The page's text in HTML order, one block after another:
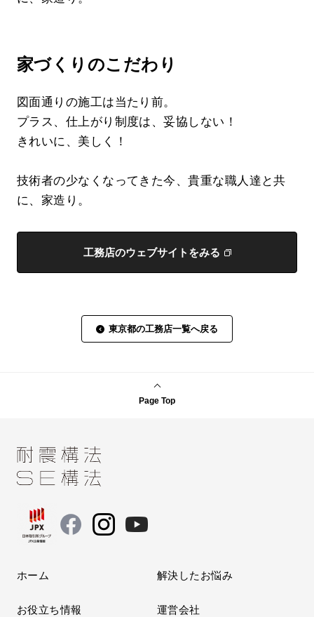
家づくりのこだわり
図面通りの施工は当たり前。
プラス、仕上がり制度は、妥協しない！
きれいに、美しく！
技術者の少なくなってきた今、貴重な職人達と共
に、家造り。
工務店のウェブサイトをみる
東京都の工務店一覧へ戻る
Page Top
ホーム 解決したお悩み
お役立ち情報 運営会社